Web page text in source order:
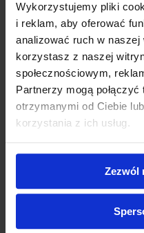
Wykorzystujemy pliki
i reklam, aby oferować
analizować ruch w
korzystasz z naszej
społecznościowym,
Partnerzy mogą
otrzymanymi od Ciebie
korzystania z ich usług.
Zezwól
Międzynarodowy
Możesz także odebrać produkt
OPIS
Kompresy gazowe jałowe,